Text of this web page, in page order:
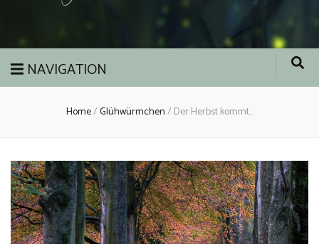
NAVIGATION
Home/Glühwürmchen/Der Herbst kommt…